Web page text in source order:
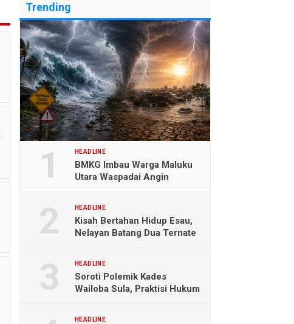
Trending
HEADLINE
BMKG Imbau Warga Maluku
Utara Waspadai Angin
HEADLINE
Kisah Bertahan Hidup Esau,
Nelayan Batang Dua Ternate
HEADLINE
Soroti Polemik Kades
Wailoba Sula, Praktisi Hukum
HEADLINE